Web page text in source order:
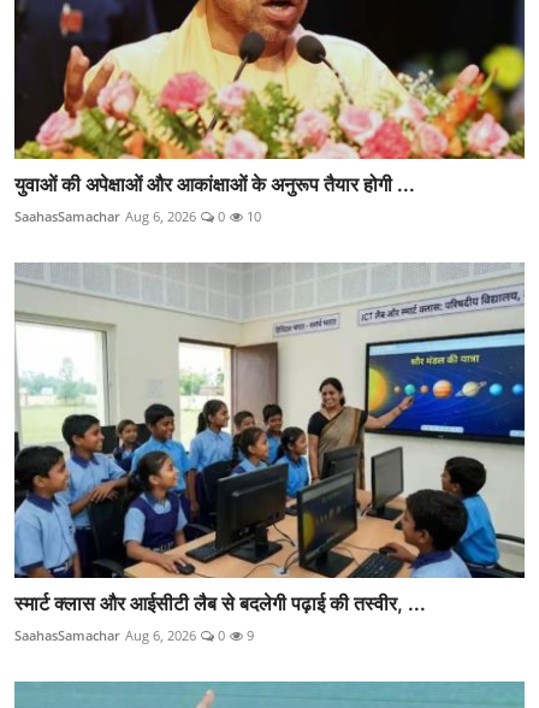
युवाओं की अपेक्षाओं और आकांक्षाओं के अनुरूप तैयार होगी ...
SaahasSamachar Aug 6, 2026 0 10
स्मार्ट क्लास और आईसीटी लैब से बदलेगी पढ़ाई की तस्वीर, ...
SaahasSamachar Aug 6, 2026 0 9